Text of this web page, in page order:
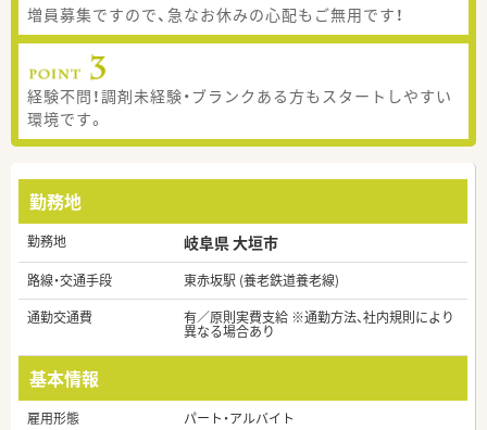
増員募集ですので、急なお休みの心配もご無用です！
経験不問！調剤未経験・ブランクある方もスタートしやすい
環境です。
勤務地
勤務地 岐阜県 大垣市
路線・交通手段
東赤坂駅 (養老鉄道養老線)
通勤交通費
有／原則実費支給 ※通勤方法、社内規則により
異なる場合あり
基本情報
雇用形態
パート・アルバイト